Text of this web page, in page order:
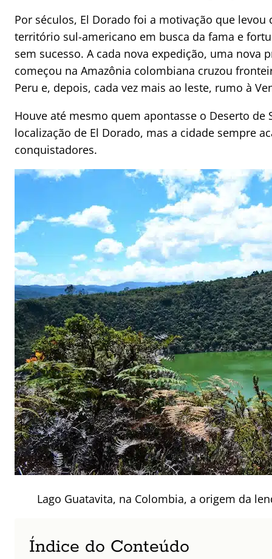
Por séculos, El Dorado foi a motivação que
território sul-americano em busca da fama e
sem sucesso. A cada nova expedição, uma nova
começou na Amazônia colombiana cruzou
Peru e, depois, cada vez mais ao leste, rumo à
Houve até mesmo quem apontasse o Deserto
localização de El Dorado, mas a cidade sempre
conquistadores.
Lago Guatavita, na Colombia, a origem da
Índice do Conteúdo